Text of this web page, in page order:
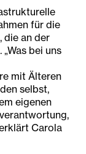
für die
die an der
bei uns
mit Älteren
selbst,
eigenen
Carola